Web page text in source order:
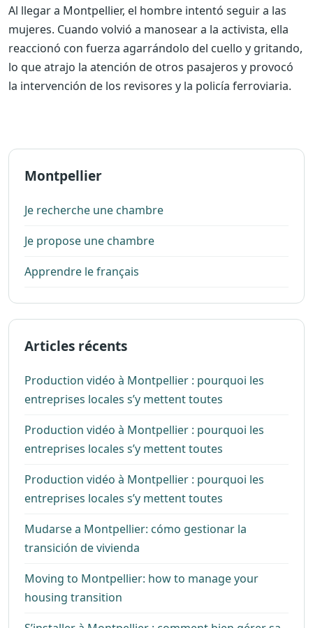
Al llegar a Montpellier, el hombre intentó seguir a las
mujeres. Cuando volvió a manosear a la activista, ella
reaccionó con fuerza agarrándolo del cuello y gritando,
lo que atrajo la atención de otros pasajeros y provocó
la intervención de los revisores y la policía ferroviaria.
Montpellier
Je recherche une chambre
Je propose une chambre
Apprendre le français
Articles récents
Production vidéo à Montpellier : pourquoi les
entreprises locales s’y mettent toutes
Production vidéo à Montpellier : pourquoi les
entreprises locales s’y mettent toutes
Production vidéo à Montpellier : pourquoi les
entreprises locales s’y mettent toutes
Mudarse a Montpellier: cómo gestionar la
transición de vivienda
Moving to Montpellier: how to manage your
housing transition